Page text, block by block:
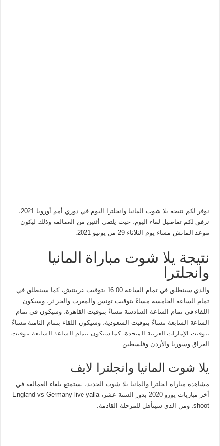
نوفر لكم نتيجة يلا شوت المانيا وانجلترا اليوم في دوري أمم أوروبا 2021،
نرفق لكم تفاصيل لقاء اليوم، حيث يلتقي أثنين من العمالقة وذلك ليكون
موعد الماتش مساء يوم الثلاثاء 29 من يونيو 2021.
نتيجة يلا شوت مباراة المانيا
وانجلترا
والذي سينطلق في تمام الساعة 16:00 بتوقيت غرينتش، كما سينطلق في
تمام الساعة الخامسة مساءً بتوقيت تونس والمغرب والجزائر، وسيكون
اللقاء في تمام الساعة السادسة مساءً بتوقيت القاهرة، وسيكون في تمام
الساعة السابعة مساءً بتوقيت السعودية، وسيكون اللقاء بتمام الثامنة مساءً
بتوقيت الإمارات العربية المتحدة، كما سيكون بتمام الساعة السابعة بتوقيت
العراق وسوريا والأردن وفلسطين.
يلا شوت المانيا وانجلترا لايف
مشاهدة مباراة انجلترا والمانيا يلا شوت الجديد، نستمتع بلقاء العمالقة في
أخر مباريات يورو 2020
بدور الستة عشر، England vs Germany live yalla
shoot، ومن الذي سيتأهل للمرحلة القادمة.